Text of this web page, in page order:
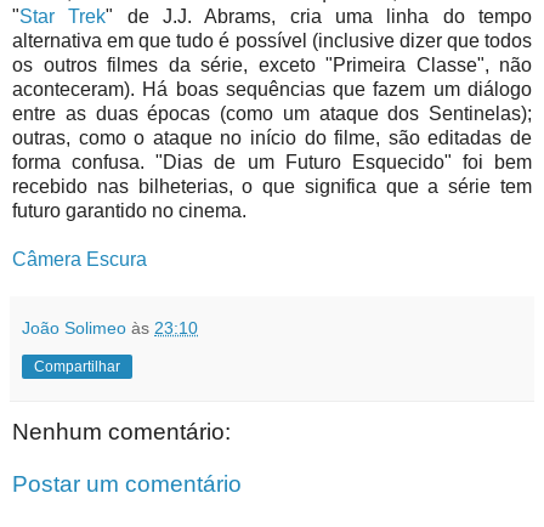
"Star Trek" de J.J. Abrams, cria uma linha do tempo
alternativa em que tudo é possível (inclusive dizer que todos
os outros filmes da série, exceto "Primeira Classe", não
aconteceram). Há boas sequências que fazem um diálogo
entre as duas épocas (como um ataque dos Sentinelas);
outras, como o ataque no início do filme, são editadas de
forma confusa. "Dias de um Futuro Esquecido" foi bem
recebido nas bilheterias, o que significa que a série tem
futuro garantido no cinema.
Câmera Escura
João Solimeo às 23:10
Compartilhar
Nenhum comentário:
Postar um comentário